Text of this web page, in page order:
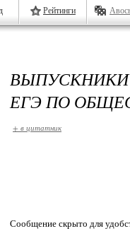
Рейтинги
ЕГЭ ПО
+ в цитатник
Cообщение скрыто для